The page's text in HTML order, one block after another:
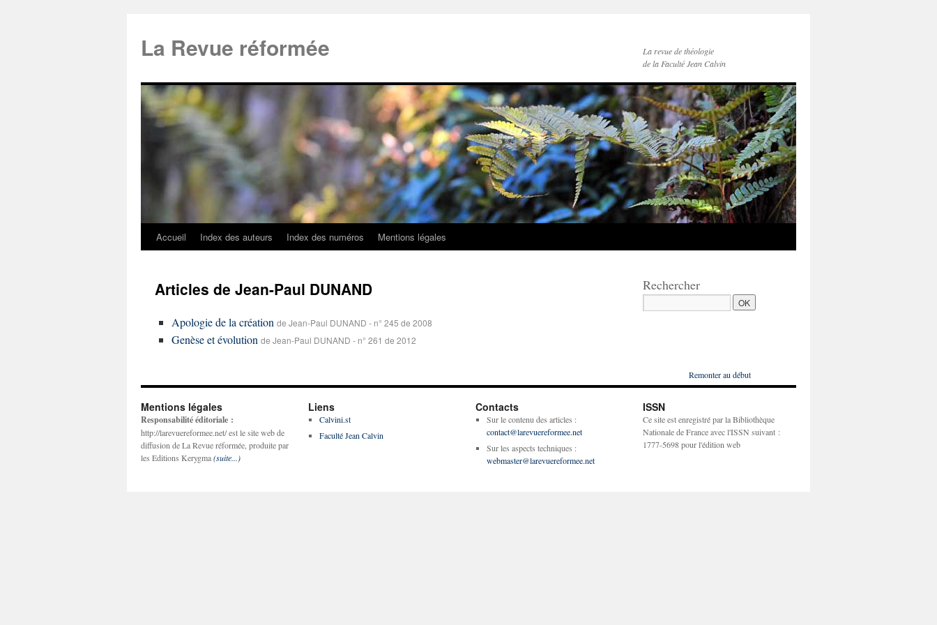
La Revue réformée
La revue de théologie
de la Faculté Jean Calvin
Accueil Index des auteurs Index des numéros Mentions légales
Articles de Jean-Paul DUNAND
Apologie de la création de Jean-Paul DUNAND - n° 245 de 2008
Genèse et évolution de Jean-Paul DUNAND - n° 261 de 2012
Rechercher
Remonter au début
Mentions légales
Responsabilité éditoriale :
http://larevuereformee.net/ est le site web de
diffusion de La Revue réformée, produite par
les Editions Kerygma(suite...)
Liens
Calvini.st
Faculté Jean Calvin
Contacts
Sur le contenu des articles :
contact@larevuereformee.net
Sur les aspects techniques :
webmaster@larevuereformee.net
ISSN
Ce site est enregistré par la Bibliothèque
Nationale de France avec l'ISSN suivant :
1777-5698 pour l'édition web